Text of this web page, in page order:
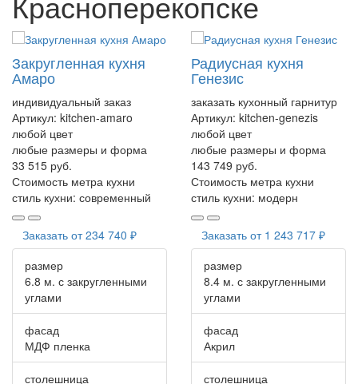
Закругленная кухня
Амаро
индивидуальный заказ
Артикул: kitchen-amaro
любой цвет
любые размеры и форма
33 515 руб.
Стоимость метра кухни
стиль кухни: современный
Заказать от234 740 ₽
размер
6.8 м. с закругленными
углами
фасад
МДФ пленка
столешница
Радиусная кухня
Генезис
заказать кухонный гарнитур
Артикул: kitchen-genezis
любой цвет
любые размеры и форма
143 749 руб.
Стоимость метра кухни
стиль кухни: модерн
Заказать от 1 243 717 ₽
размер
8.4 м. с закругленными
углами
фасад
Акрил
столешница